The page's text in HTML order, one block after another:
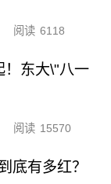
阅读 6118
！东大\"八一
阅读 15570
底有多红？